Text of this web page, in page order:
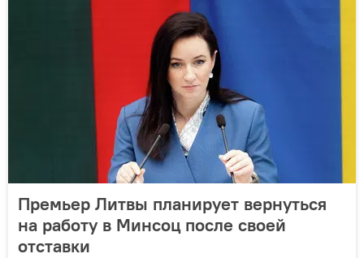
Премьер Литвы планирует вернуться
на работу в Минсоц после своей
отставки